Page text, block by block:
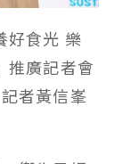
好食光 樂
推廣記者會
者黃信峯